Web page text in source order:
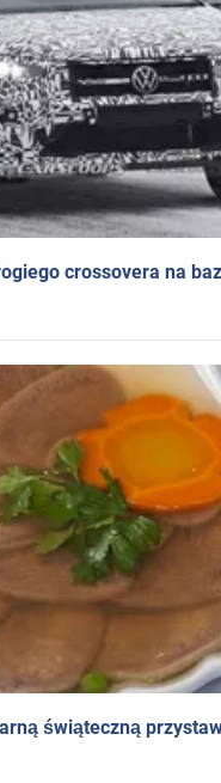
crossovera na
świąteczną